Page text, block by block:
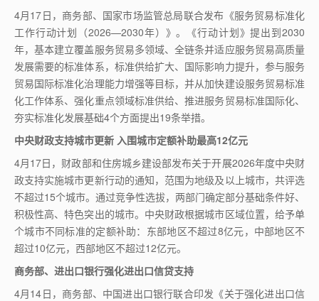
4月17日，商务部、国家市场监管总局联合发布《服务贸易标准化
工作行动计划（2026—2030年）》。《行动计划》提出到2030
年，基本建立覆盖服务贸易多领域、全链条并适应服务贸易高质量
发展需要的标准体系，标准供给扩大、国际影响力提升，参与服务
贸易国际标准化治理能力增强等目标，并从加快建设服务贸易标准
化工作体系、强化重点领域标准供给、推进服务贸易标准国际化、
夯实标准化发展基础4个方面提出19条举措。
中央财政支持城市更新 入围城市定额补助最高12亿元
4月17日，财政部和住房城乡建设部发布关于开展2026年度中央财
政支持实施城市更新行动的通知，范围为地级及以上城市，共评选
不超过15个城市。通过竞争性选拔，两部门确定部分基础条件好、
积极性高、特色突出的城市。中央财政根据城市区域位置，给予单
个城市不同标准的定额补助：东部地区不超过8亿元，中部地区不
超过10亿元，西部地区不超过12亿元。
商务部、进出口银行强化进出口信贷支持
4月14日，商务部、中国进出口银行联合印发《关于强化进出口信